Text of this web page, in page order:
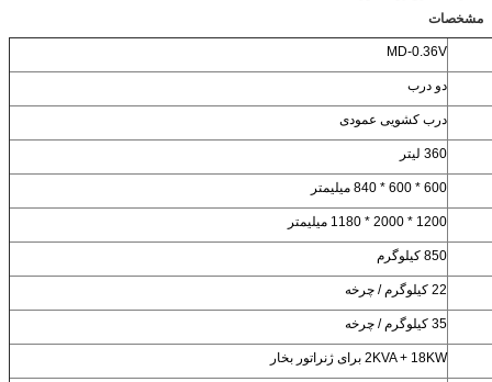
مشخصات
MD-0.36V
دو درب
درب کشویی عمودی
360 لیتر
600 * 600 * 840 میلیمتر
1200 * 2000 * 1180 میلیمتر
850 کیلوگرم
22 کیلوگرم / چرخه
35 کیلوگرم / چرخه
2KVA + 18KW برای ژنراتور بخار